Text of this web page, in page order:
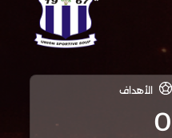
الأهداف
0